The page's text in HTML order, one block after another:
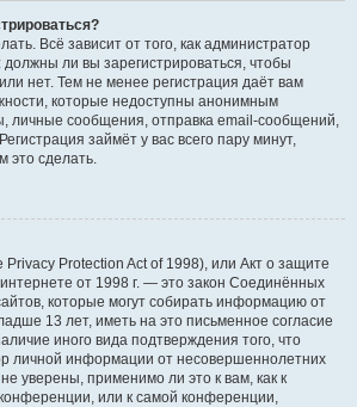
Всё зависит от того, как администратор
ли вы зарегистрироваться, чтобы
нет. Тем не менее регистрация даёт вам
которые недоступны анонимным
личные сообщения, отправка email-сообщений,
займёт у вас всего пару минут,
это сделать.
Privacy Protection Act of 1998), или Акт о защите
от 1998 г. — это закон Соединённых
которые могут собирать информацию от
13 лет, иметь на это письменное согласие
иного вида подтверждения того, что
личной информации от несовершеннолетних
уверены, применимо ли это к вам, как к
или к самой конференции,